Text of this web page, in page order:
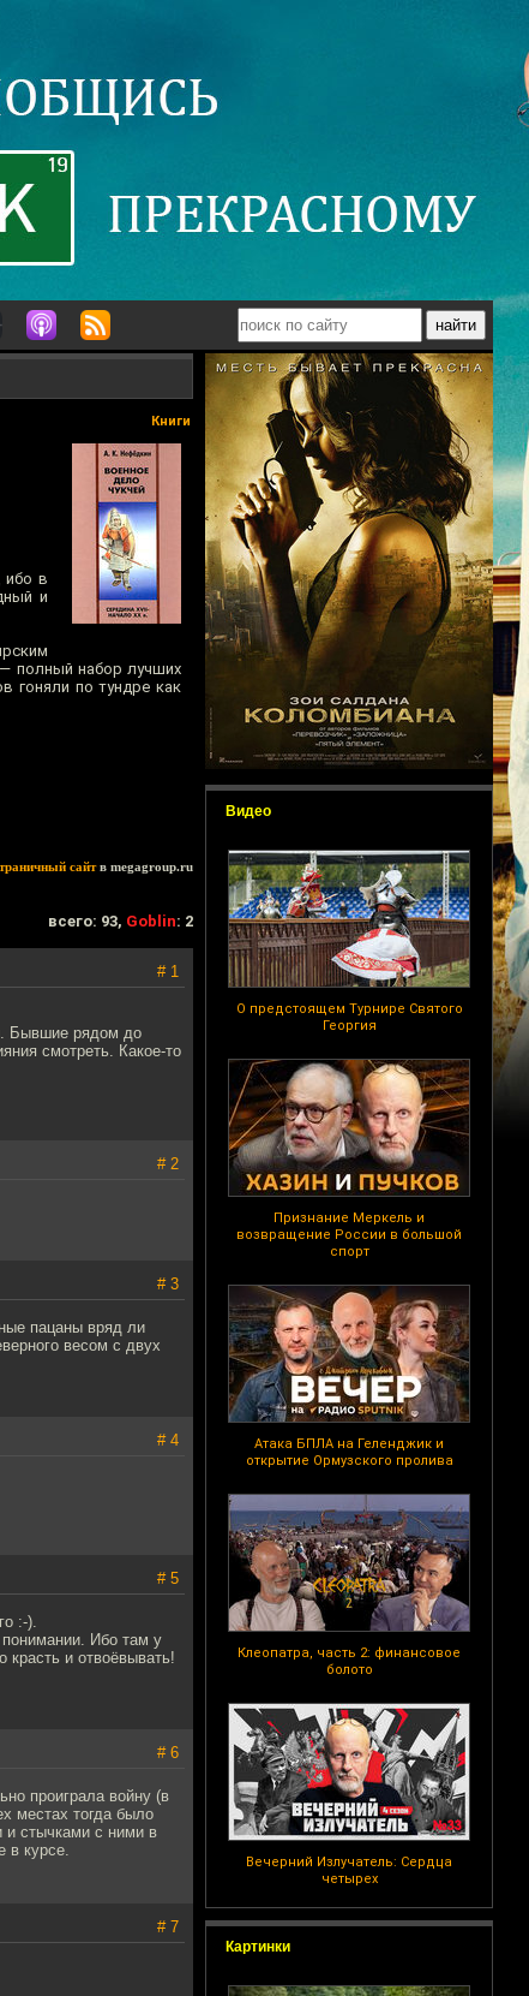
Видео
О предстоящем Турнире Святого
Георгия
Признание Меркель и
возвращение России в большой
спорт
Атака БПЛА на Геленджик и
открытие Ормузского пролива
Клеопатра, часть 2: финансовое
болото
Вечерний Излучатель: Сердца
четырех
Картинки
Книги
ибо в
и
полный набор лучших
гоняли по тундре как
сайтв megagroup.ru
всего: 93, Goblin: 2
# 1
Бывшие рядом до
смотреть. Какое-то
# 2
# 3
пацаны вряд ли
весом с двух
# 4
# 5
:-).
понимании. Ибо там у
красть и отвоёвывать!
# 6
проиграла войну (в
местах тогда было
и стычками с ними в
в курсе.
# 7